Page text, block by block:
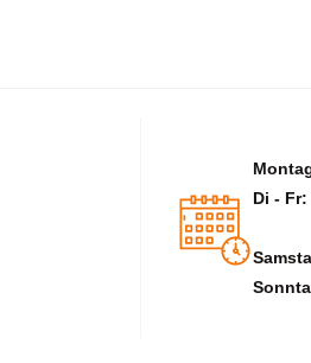
Di - Fr: